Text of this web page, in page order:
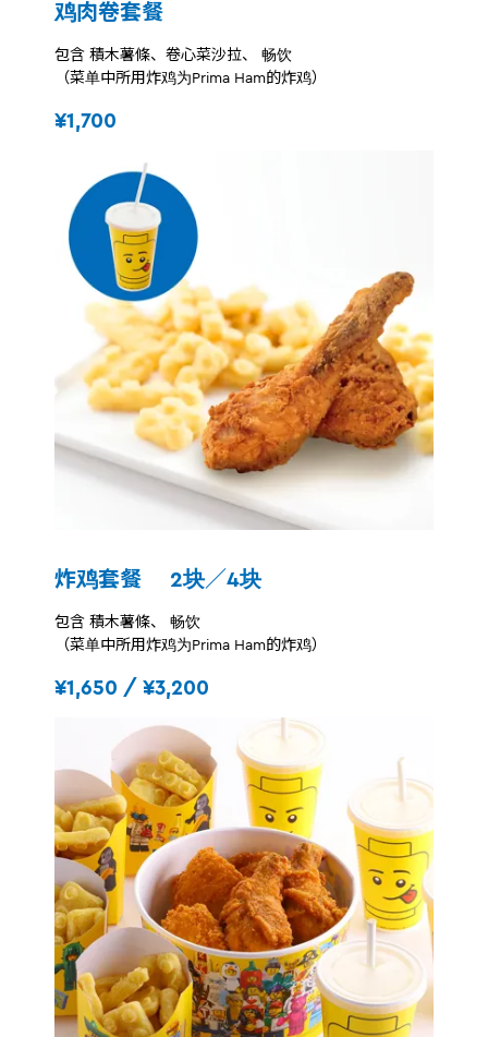
鸡肉卷套餐
包含 積木薯條、卷心菜沙拉、 畅饮
（菜单中所用炸鸡为Prima Ham的炸鸡）
¥1,700
炸鸡套餐 2块／4块
包含 積木薯條、 畅饮
（菜单中所用炸鸡为Prima Ham的炸鸡）
¥1,650 / ¥3,200